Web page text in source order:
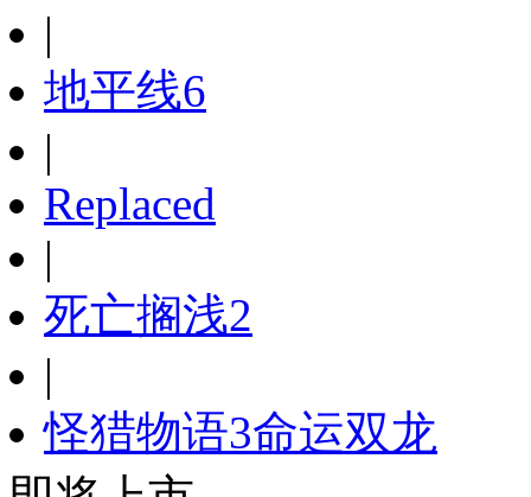
|
地平线6
|
Replaced
|
死亡搁浅2
|
怪猎物语3命运双龙